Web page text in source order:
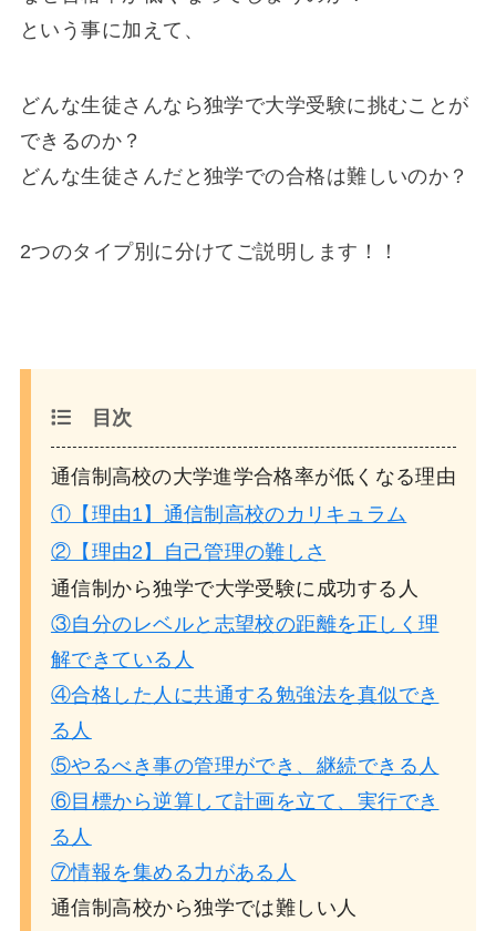
という事に加えて、
どんな生徒さんなら独学で大学受験に挑むことが
できるのか？
どんな生徒さんだと独学での合格は難しいのか？
2つのタイプ別に分けてご説明します！！
目次
通信制高校の大学進学合格率が低くなる理由
①【理由1】通信制高校のカリキュラム
②【理由2】自己管理の難しさ
通信制から独学で大学受験に成功する人
③自分のレベルと志望校の距離を正しく理
解できている人
④合格した人に共通する勉強法を真似でき
る人
⑤やるべき事の管理ができ、継続できる人
⑥目標から逆算して計画を立て、実行でき
る人
⑦情報を集める力がある人
通信制高校から独学では難しい人